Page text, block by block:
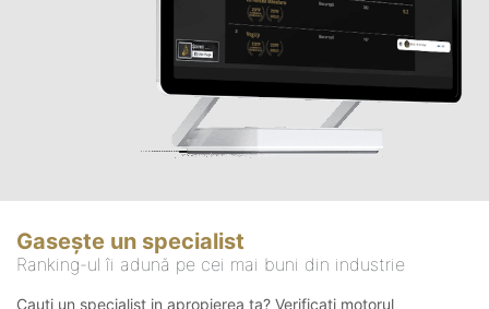
Gasește un specialist
Ranking-ul îi adună pe cei mai buni din industrie
Cauți un specialist in apropierea ta? Verificați motorul